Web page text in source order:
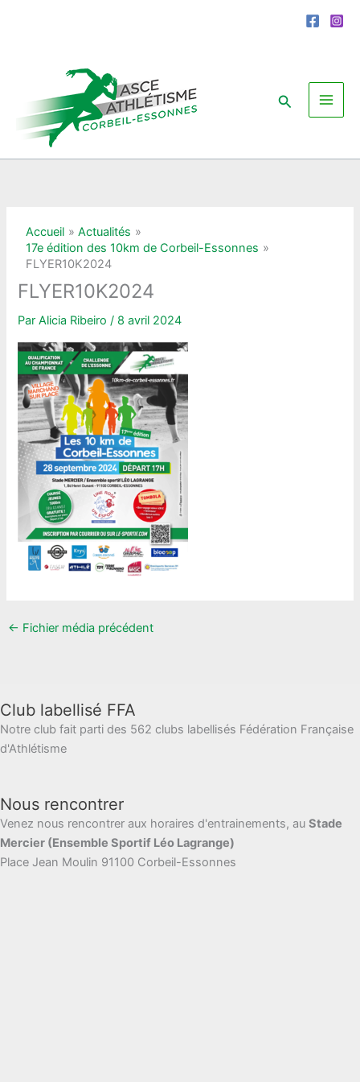
Rechercher
Accueil
Actualités
17e édition des 10km de Corbeil-Essonnes
FLYER10K2024
FLYER10K2024
ParAlicia Ribeiro/ 8 avril 2024
← Fichier média précédent
Club labellisé FFA
Notre club fait parti des 562 clubs labellisés Fédération Française
d'Athlétisme
Nous rencontrer
Venez nous rencontrer aux horaires d'entrainements, au Stade
Mercier (Ensemble Sportif Léo Lagrange)
Place Jean Moulin 91100 Corbeil-Essonnes